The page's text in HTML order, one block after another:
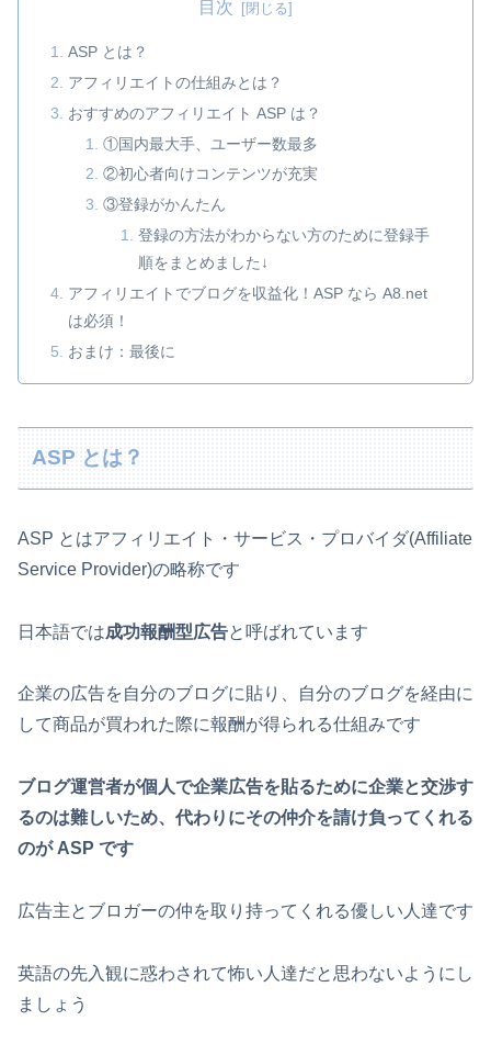
目次
ASP とは？
アフィリエイトの仕組みとは？
おすすめのアフィリエイト ASP は？
①国内最大手、ユーザー数最多
②初心者向けコンテンツが充実
③登録がかんたん
登録の方法がわからない方のために登録手
順をまとめました↓
アフィリエイトでブログを収益化！ASP なら A8.net
は必須！
おまけ：最後に
ASP とは？
ASP とはアフィリエイト・サービス・プロバイダ(Affiliate
Service Provider)の略称です
日本語では成功報酬型広告と呼ばれています
企業の広告を自分のブログに貼り、自分のブログを経由に
して商品が買われた際に報酬が得られる仕組みです
ブログ運営者が個人で企業広告を貼るために企業と交渉す
るのは難しいため、代わりにその仲介を請け負ってくれる
のが ASP です
広告主とブロガーの仲を取り持ってくれる優しい人達です
英語の先入観に惑わされて怖い人達だと思わないようにし
ましょう